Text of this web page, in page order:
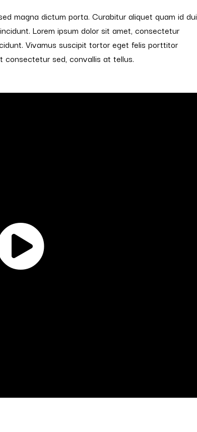
magna dictum porta. Curabitur aliquet quam id dui
Lorem ipsum dolor sit amet, consectetur
Vivamus suscipit tortor eget felis porttitor
consectetur sed, convallis at tellus.